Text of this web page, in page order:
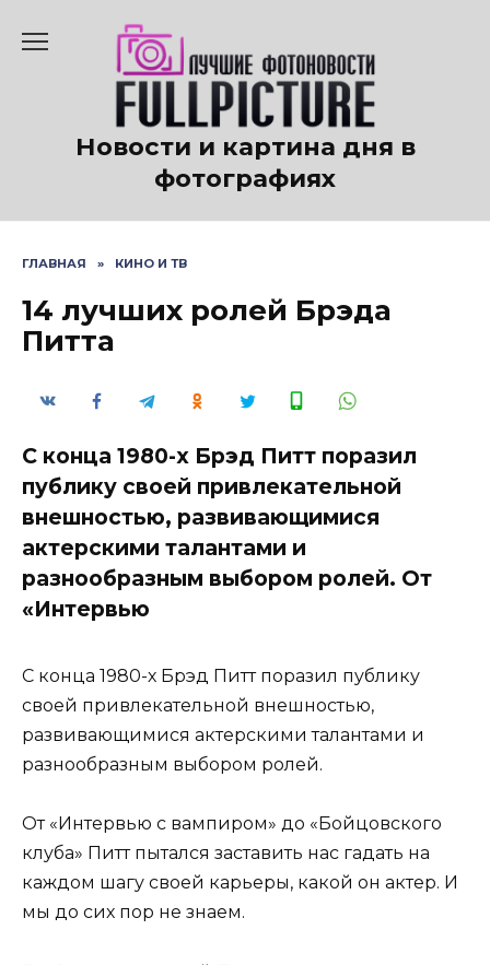
содержанию
Новости и картина дня в
фотографиях
ГЛАВНАЯ » КИНО И ТВ
14 лучших ролей Брэда
Питта
С конца 1980-х Брэд Питт поразил
публику своей привлекательной
внешностью, развивающимися
актерскими талантами и
разнообразным выбором ролей. От
«Интервью
С конца 1980-х Брэд Питт поразил публику
своей привлекательной внешностью,
развивающимися актерскими талантами и
разнообразным выбором ролей.
От «Интервью с вампиром» до «Бойцовского
клуба» Питт пытался заставить нас гадать на
каждом шагу своей карьеры, какой он актер. И
мы до сих пор не знаем.